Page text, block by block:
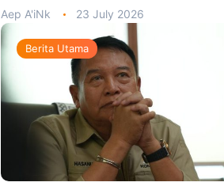
Aep A'iNk 23 July 2026
Berita Utama